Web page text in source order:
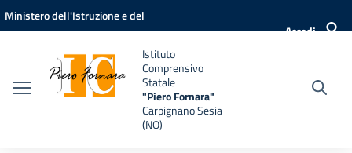
Vai ai contenuti
Vai al menu di navigazione
Vai al footer
Ministero dell'Istruzione e del
Accedi
Istituto
Comprensivo
Statale
"Piero Fornara"
Carpignano Sesia
(NO)